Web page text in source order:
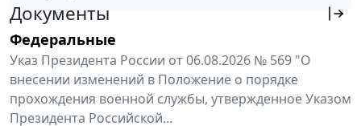
Документы
Федеральные
Указ Президента России от 06.08.2026 № 569 "О
внесении изменений в Положение о порядке
прохождения военной службы, утвержденное Указом
Президента Российской...